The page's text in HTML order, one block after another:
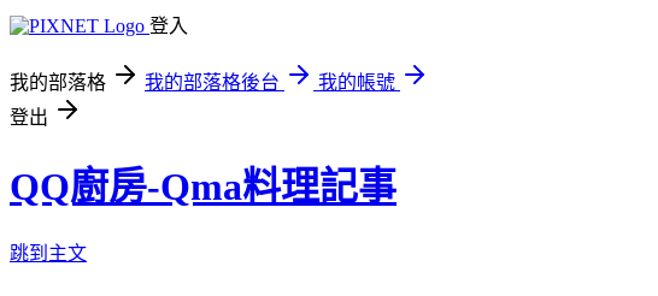
登入
我的部落格 我的部落格後台
我的帳號
登出
QQ廚房-Qma料理記事
跳到主文